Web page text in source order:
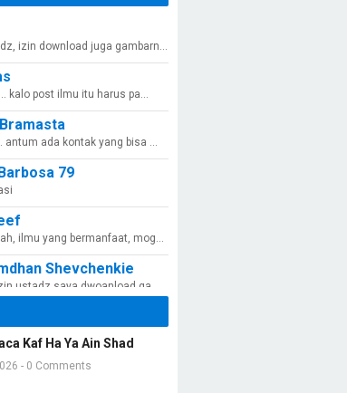
izin download juga gambarn…
kalo post ilmu itu harus pa…
antum ada kontak yang bisa …
79
ilmu yang bermanfaat, mog…
Shevchenkie
ustadz saya dwoanload ga…
khoiron katsiiron
Hya
Kaf Ha Ya Ain Shad
- 0 Comments